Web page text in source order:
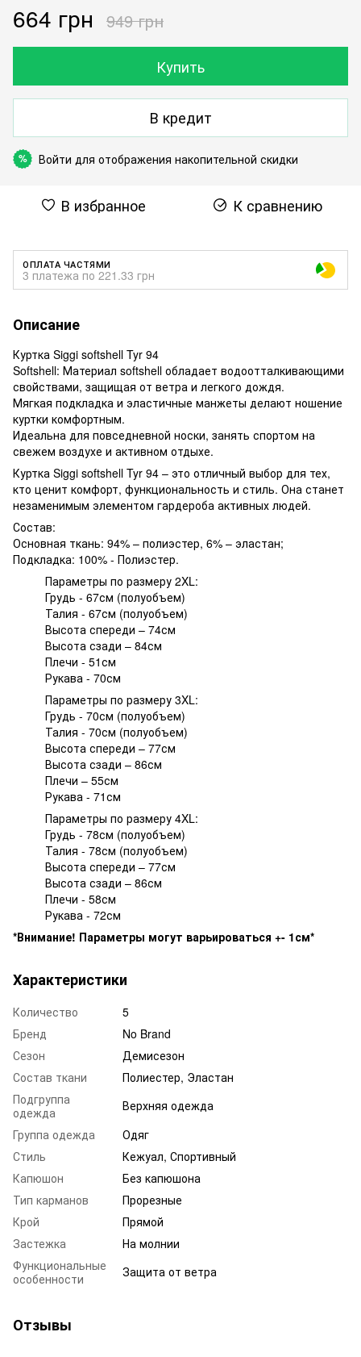
664 грн 949 грн
Купить
В кредит
% Войти для отображения накопительной скидки
В избранное К сравнению
ОПЛАТА ЧАСТЯМИ
3 платежа по 221.33 грн
Описание
Куртка Siggi softshell Tyr 94
Softshell: Материал softshell обладает водоотталкивающими
свойствами, защищая от ветра и легкого дождя.
Мягкая подкладка и эластичные манжеты делают ношение
куртки комфортным.
Идеальна для повседневной носки, занять спортом на
свежем воздухе и активном отдыхе.
Куртка Siggi softshell Tyr 94 – это отличный выбор для тех,
кто ценит комфорт, функциональность и стиль. Она станет
незаменимым элементом гардероба активных людей.
Состав:
Основная ткань: 94% – полиэстер, 6% – эластан;
Подкладка: 100% - Полиэстер.
Параметры по размеру 2XL:
Грудь - 67см (полуобъем)
Талия - 67см (полуобъем)
Высота спереди – 74см
Высота сзади – 84см
Плечи - 51см
Рукава - 70см
Параметры по размеру 3XL:
Грудь - 70см (полуобъем)
Талия - 70см (полуобъем)
Высота спереди – 77см
Высота сзади – 86см
Плечи – 55см
Рукава - 71см
Параметры по размеру 4XL:
Грудь - 78см (полуобъем)
Талия - 78см (полуобъем)
Высота спереди – 77см
Высота сзади – 86см
Плечи - 58см
Рукава - 72см
*Внимание! Параметры могут варьироваться +- 1см*
Характеристики
Количество
5
Бренд
No Brand
Сезон
Демисезон
Состав ткани
Полиестер, Эластан
Подгруппа
одежда
Верхняя одежда
Группа одежда
Одяг
Стиль
Кежуал, Спортивный
Капюшон
Без капюшона
Тип карманов
Прорезные
Крой
Прямой
Застежка
На молнии
Функциональные
особенности
Защита от ветра
Отзывы